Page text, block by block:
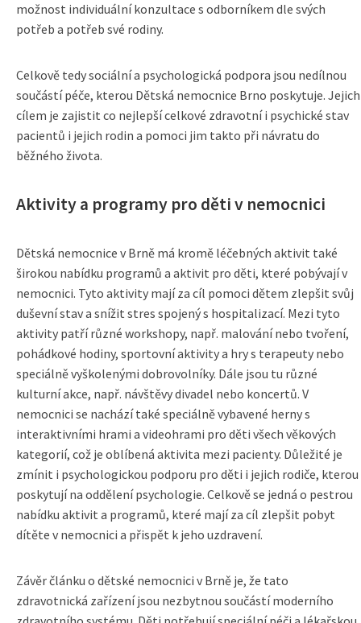
možnost individuální konzultace s odborníkem dle svých
potřeb a potřeb své rodiny.
Celkově tedy sociální a psychologická podpora jsou nedílnou
součástí péče, kterou Dětská nemocnice Brno poskytuje. Jejich
cílem je zajistit co nejlepší celkové zdravotní i psychické stav
pacientů i jejich rodin a pomoci jim takto při návratu do
běžného života.
Aktivity a programy pro děti v nemocnici
Dětská nemocnice v Brně má kromě léčebných aktivit také
širokou nabídku programů a aktivit pro děti, které pobývají v
nemocnici. Tyto aktivity mají za cíl pomoci dětem zlepšit svůj
duševní stav a snížit stres spojený s hospitalizací. Mezi tyto
aktivity patří různé workshopy, např. malování nebo tvoření,
pohádkové hodiny, sportovní aktivity a hry s terapeuty nebo
speciálně vyškolenými dobrovolníky. Dále jsou tu různé
kulturní akce, např. návštěvy divadel nebo koncertů. V
nemocnici se nachází také speciálně vybavené herny s
interaktivními hrami a videohrami pro děti všech věkových
kategorií, což je oblíbená aktivita mezi pacienty. Důležité je
zmínit i psychologickou podporu pro děti i jejich rodiče, kterou
poskytují na oddělení psychologie. Celkově se jedná o pestrou
nabídku aktivit a programů, které mají za cíl zlepšit pobyt
dítěte v nemocnici a přispět k jeho uzdravení.
Závěr článku o dětské nemocnici v Brně je, že tato
zdravotnická zařízení jsou nezbytnou součástí moderního